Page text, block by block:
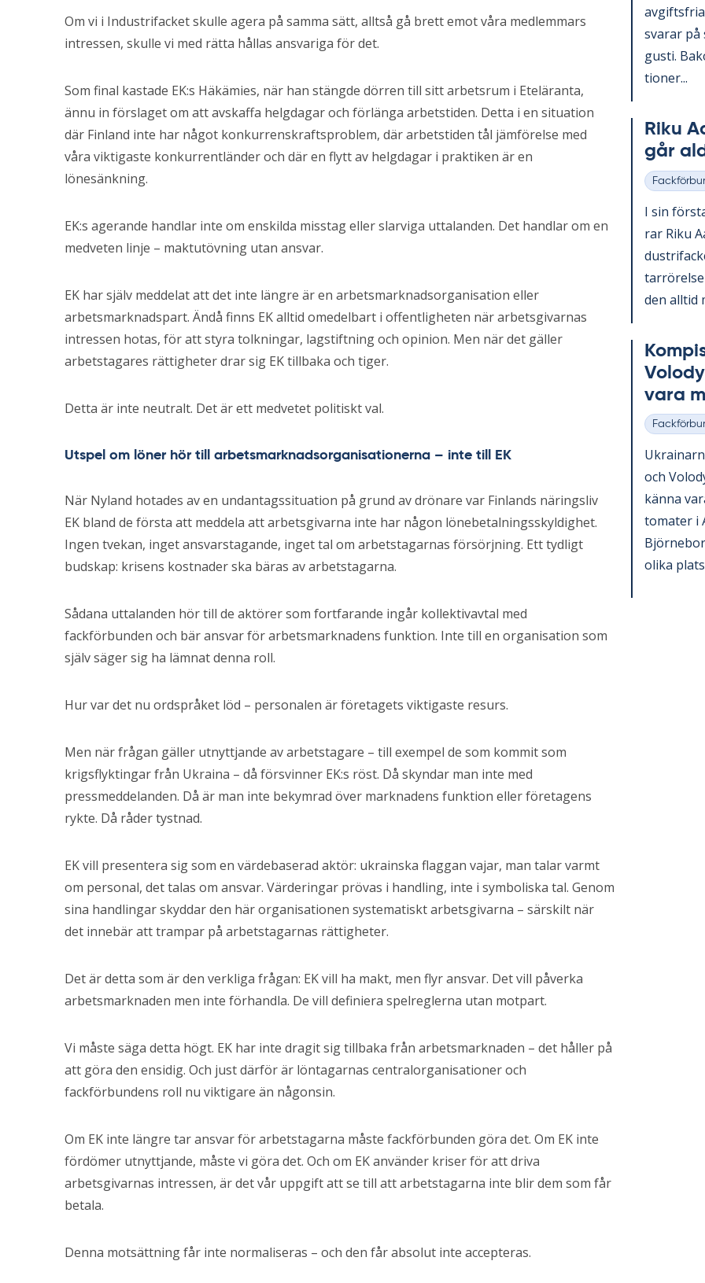
Om vi i Industrifacket skulle agera på samma sätt, alltså gå brett emot våra medlemmars
intressen, skulle vi med rätta hållas ansvariga för det.
Som final kastade EK:s Häkämies, när han stängde dörren till sitt arbetsrum i Eteläranta,
ännu in förslaget om att avskaffa helgdagar och förlänga arbetstiden. Detta i en situation
där Finland inte har något konkurrenskraftsproblem, där arbetstiden tål jämförelse med
våra viktigaste konkurrentländer och där en flytt av helgdagar i praktiken är en
lönesänkning.
EK:s agerande handlar inte om enskilda misstag eller slarviga uttalanden. Det handlar om en
medveten linje – maktutövning utan ansvar.
EK har själv meddelat att det inte längre är en arbetsmarknadsorganisation eller
arbetsmarknadspart. Ändå finns EK alltid omedelbart i offentligheten när arbetsgivarnas
intressen hotas, för att styra tolkningar, lagstiftning och opinion. Men när det gäller
arbetstagares rättigheter drar sig EK tillbaka och tiger.
Detta är inte neutralt. Det är ett medvetet politiskt val.
Utspel om löner hör till arbetsmarknadsorganisationerna – inte till EK
När Nyland hotades av en undantagssituation på grund av drönare var Finlands näringsliv
EK bland de första att meddela att arbetsgivarna inte har någon lönebetalningsskyldighet.
Ingen tvekan, inget ansvarstagande, inget tal om arbetstagarnas försörjning. Ett tydligt
budskap: krisens kostnader ska bäras av arbetstagarna.
Sådana uttalanden hör till de aktörer som fortfarande ingår kollektivavtal med
fackförbunden och bär ansvar för arbetsmarknadens funktion. Inte till en organisation som
själv säger sig ha lämnat denna roll.
Hur var det nu ordspråket löd – personalen är företagets viktigaste resurs.
Men när frågan gäller utnyttjande av arbetstagare – till exempel de som kommit som
krigsflyktingar från Ukraina – då försvinner EK:s röst. Då skyndar man inte med
pressmeddelanden. Då är man inte bekymrad över marknadens funktion eller företagens
rykte. Då råder tystnad.
EK vill presentera sig som en värdebaserad aktör: ukrainska flaggan vajar, man talar varmt
om personal, det talas om ansvar. Värderingar prövas i handling, inte i symboliska tal. Genom
sina handlingar skyddar den här organisationen systematiskt arbetsgivarna – särskilt när
det innebär att trampar på arbetstagarnas rättigheter.
Det är detta som är den verkliga frågan: EK vill ha makt, men flyr ansvar. Det vill påverka
arbetsmarknaden men inte förhandla. De vill definiera spelreglerna utan motpart.
Vi måste säga detta högt. EK har inte dragit sig tillbaka från arbetsmarknaden – det håller på
att göra den ensidig. Och just därför är löntagarnas centralorganisationer och
fackförbundens roll nu viktigare än någonsin.
Om EK inte längre tar ansvar för arbetstagarna måste fackförbunden göra det. Om EK inte
fördömer utnyttjande, måste vi göra det. Och om EK använder kriser för att driva
arbetsgivarnas intressen, är det vår uppgift att se till att arbetstagarna inte blir dem som får
betala.
Denna motsättning får inte normaliseras – och den får absolut inte accepteras.
sva­rar
gusti.
tio­ner...
Riku
går
Kategorier
I sin
rar Riku
den all­tid
vara
Kategorier
och
kän­na
to­ma­ter i
oli­ka